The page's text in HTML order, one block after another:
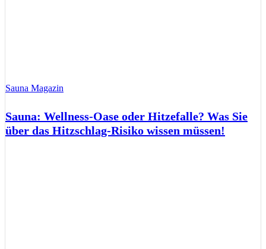
Sauna Magazin
Sauna: Wellness-Oase oder Hitzefalle? Was Sie
über das Hitzschlag-Risiko wissen müssen!